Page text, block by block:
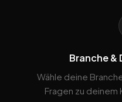
Branche &
Wähle deine
Fragen zu